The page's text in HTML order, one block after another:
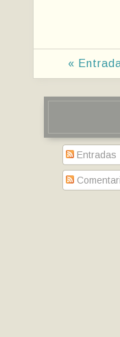
«
Entradas